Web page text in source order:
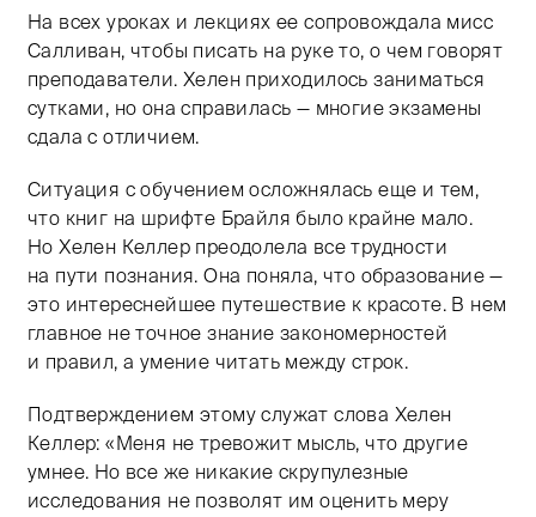
На всех уроках и лекциях ее сопровождала мисс
Салливан, чтобы писать на руке то, о чем говорят
преподаватели. Хелен приходилось заниматься
сутками, но она справилась — многие экзамены
сдала с отличием.
Ситуация с обучением осложнялась еще и тем,
что книг на шрифте Брайля было крайне мало.
Но Хелен Келлер преодолела все трудности
на пути познания. Она поняла, что образование —
это интереснейшее путешествие к красоте. В нем
главное не точное знание закономерностей
и правил, а умение читать между строк.
Подтверждением этому служат слова Хелен
Келлер: «Меня не тревожит мысль, что другие
умнее. Но все же никакие скрупулезные
исследования не позволят им оценить меру